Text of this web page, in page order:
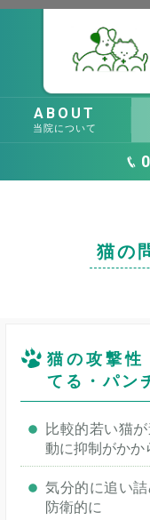
ABOUT
当院について
猫の
猫の攻撃性
てる・パン
比較的若い猫
動に抑制がかか
気分的に追い
防衛的に